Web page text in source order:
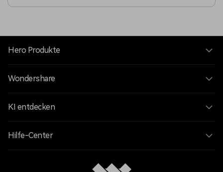
Hero Produkte
Wondershare
KI entdecken
Hilfe-Center